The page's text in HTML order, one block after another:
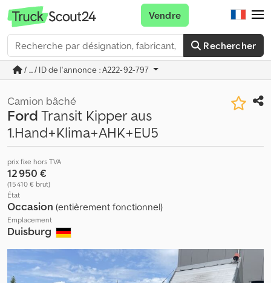
Rechercher
Vendre
/ ... / ID de l'annonce : A222-92-797
Camion bâché
FordTransit Kipper aus
1.Hand+Klima+AHK+EU5
prix fixe hors TVA
12 950 €
(15 410 € brut)
État
Occasion (entièrement fonctionnel)
Emplacement
Duisburg